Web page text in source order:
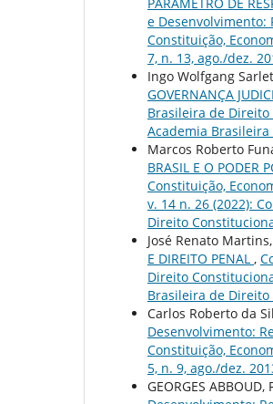
e Desenvolvimento:
Constituição,
7, n. 13, ago./dez.
Ingo Wolfgang
GOVERNANÇA
Brasileira de Direito
Academia
Marcos Roberto
BRASIL E O PODER
Constituição,
v. 14 n. 26 (2022):
Direito
José Renato
E DIREITO PENAL ,
Direito
Brasileira de
Carlos Roberto da
Desenvolvimento:
Constituição,
5, n. 9, ago./dez.
GEORGES ABBOUD,